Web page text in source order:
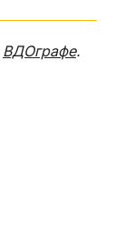
ВДОграфе.